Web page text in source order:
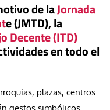
de laJornada
e (JMTD), la
Decente (ITD)
en todo el
plazas, centros